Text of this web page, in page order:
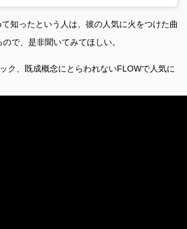
知ったという人は、彼の人気に火をつけた曲
で、是非聞いてみてほしい。
ク、既成概念にとらわれないFLOWで人気に